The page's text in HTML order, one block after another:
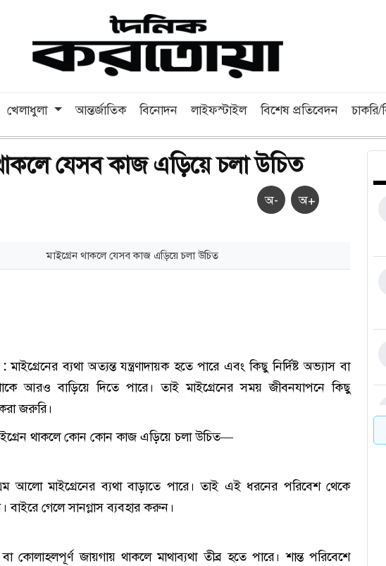
খেলাধুলা আন্তর্জাতিক বিনোদন লাইফস্টাইল বিশেষ প্রতিবেদন চাকরি/
যেসব কাজ এড়িয়ে চলা উচিত
অ- অ+
মাইগ্রেন থাকলে যেসব কাজ এড়িয়ে চলা উচিত
:মাইগ্রেনের ব্যথা অত্যন্ত যন্ত্রণাদায়ক হতে পারে এবং কিছু নির্দিষ্ট অভ্যাস বা
আরও বাড়িয়ে দিতে পারে। তাই মাইগ্রেনের সময় জীবনযাপনে কিছু
জরুরি।
থাকলে কোন কোন কাজ এড়িয়ে চলা উচিত—
আলো মাইগ্রেনের ব্যথা বাড়াতে পারে। তাই এই ধরনের পরিবেশ থেকে
বাইরে গেলে সানগ্লাস ব্যবহার করুন।
কোলাহলপূর্ণ জায়গায় থাকলে মাথাব্যথা তীব্র হতে পারে। শান্ত পরিবেশে